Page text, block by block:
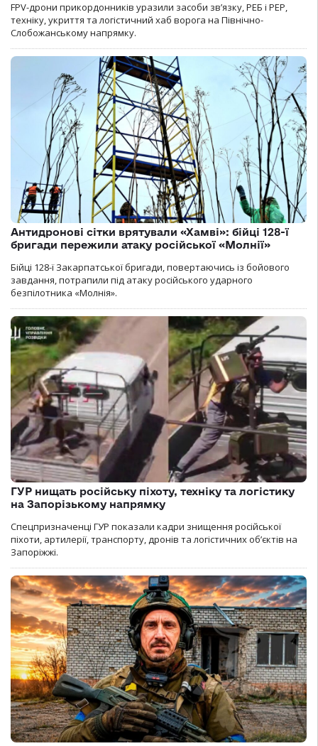
FPV-дрони прикордонників уразили засоби зв’язку, РЕБ і РЕР,
техніку, укриття та логістичний хаб ворога на Північно-
Слобожанському напрямку.
Антидронові сітки врятували «Хамві»: бійці 128-ї
бригади пережили атаку російської «Молнії»
Бійці 128-ї Закарпатської бригади, повертаючись із бойового
завдання, потрапили під атаку російського ударного
безпілотника «Молнія».
ГУР нищать російську піхоту, техніку та логістику
на Запорізькому напрямку
Спецпризначенці ГУР показали кадри знищення російської
піхоти, артилерії, транспорту, дронів та логістичних об’єктів на
Запоріжжі.